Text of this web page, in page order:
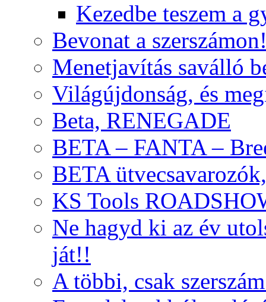
Kezedbe teszem a
Bevonat a
Menetjavítás saválló
Világújdonság, és
Beta, RENEGADE
BETA – FANTA –
BETA
KS Tools
Ne hagyd ki az év
ját!!
A többi, csak